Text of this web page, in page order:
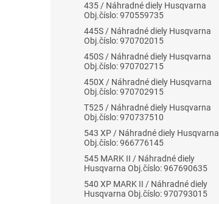
435 / Náhradné diely Husqvarna
Obj.číslo: 970559735
445S / Náhradné diely Husqvarna
Obj.číslo: 970702015
450S / Náhradné diely Husqvarna
Obj.číslo: 970702715
450X / Náhradné diely Husqvarna
Obj.číslo: 970702915
T525 / Náhradné diely Husqvarna
Obj.číslo: 970737510
543 XP / Náhradné diely Husqvarna
Obj.číslo: 966776145
545 MARK II / Náhradné diely
Husqvarna Obj.číslo: 967690635
540 XP MARK II / Náhradné diely
Husqvarna Obj.číslo: 970793015